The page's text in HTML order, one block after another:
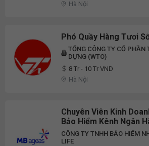
Hà Nội
Phó Quầy Hàng Tươi
TỔNG CÔNG TY CỔ PHẦN
DỰNG (WTO)
8 Tr - 10 Tr VND
Hà Nội
Chuyên Viên Kinh
Bảo Hiểm Kênh Ngân
Thường Tín - Hà Nội -
Nhật)
CÔNG TY TNHH BẢO HIỂM
LIFE